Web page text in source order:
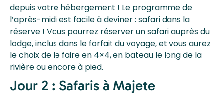
depuis votre hébergement ! Le programme de
l’après-midi est facile à deviner : safari dans la
réserve ! Vous pourrez réserver un safari auprès du
lodge, inclus dans le forfait du voyage, et vous aurez
le choix de le faire en 4×4, en bateau le long de la
rivière ou encore à pied.
Jour 2 : Safaris à Majete